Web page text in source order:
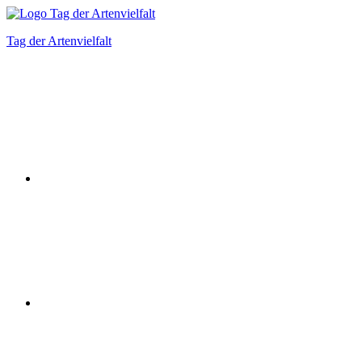
Zum
springen
Tag der Artenvielfalt